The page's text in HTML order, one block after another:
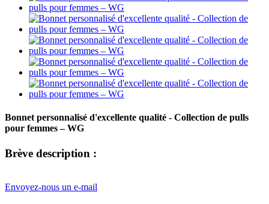
Bonnet personnalisé d'excellente qualité - Collection de pulls
pour femmes – WG
Brève description :
Envoyez-nous un e-mail